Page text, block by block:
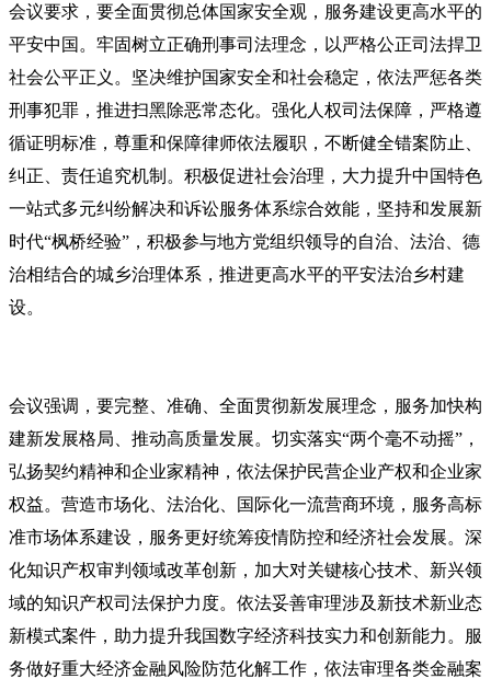
会议要求，要全面贯彻总体国家安全观，服务建设更高水平的
平安中国。牢固树立正确刑事司法理念，以严格公正司法捍卫
社会公平正义。坚决维护国家安全和社会稳定，依法严惩各类
刑事犯罪，推进扫黑除恶常态化。强化人权司法保障，严格遵
循证明标准，尊重和保障律师依法履职，不断健全错案防止、
纠正、责任追究机制。积极促进社会治理，大力提升中国特色
一站式多元纠纷解决和诉讼服务体系综合效能，坚持和发展新
时代“枫桥经验”，积极参与地方党组织领导的自治、法治、德
治相结合的城乡治理体系，推进更高水平的平安法治乡村建
设。
会议强调，要完整、准确、全面贯彻新发展理念，服务加快构
建新发展格局、推动高质量发展。切实落实“两个毫不动摇”，
弘扬契约精神和企业家精神，依法保护民营企业产权和企业家
权益。营造市场化、法治化、国际化一流营商环境，服务高标
准市场体系建设，服务更好统筹疫情防控和经济社会发展。深
化知识产权审判领域改革创新，加大对关键核心技术、新兴领
域的知识产权司法保护力度。依法妥善审理涉及新技术新业态
新模式案件，助力提升我国数字经济科技实力和创新能力。服
务做好重大经济金融风险防范化解工作，依法审理各类金融案